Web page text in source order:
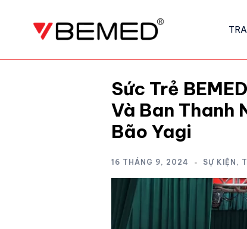
Sức Trẻ
Và Ban Thanh
Bão Yagi
16 THÁNG 9, 2024 SỰ KIỆN ,